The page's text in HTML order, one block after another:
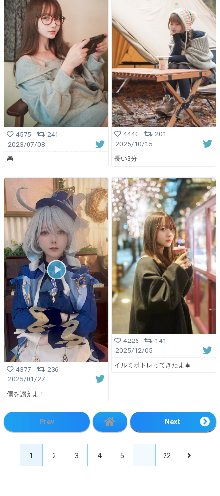
4575
241
2023/07/08
🎮
4440
201
2025/10/15
長い3分
4377
236
2025/01/27
僕を讃えよ！
4226
141
2025/12/05
イルミポトレってきたよ🎄
Prev Next
1 2 3 4 5 … 22